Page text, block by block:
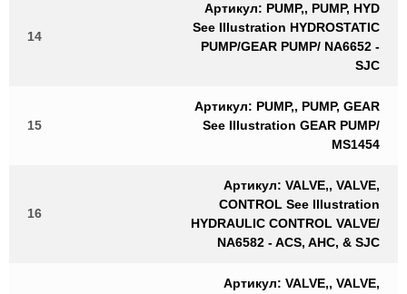
14
Артикул: PUMP,, PUMP, HYD
See Illustration HYDROSTATIC
PUMP/GEAR PUMP/ NA6652 -
SJC
15
Артикул: PUMP,, PUMP, GEAR
See Illustration GEAR PUMP/
MS1454
16
Артикул: VALVE,, VALVE,
CONTROL See Illustration
HYDRAULIC CONTROL VALVE/
NA6582 - ACS, AHC, & SJC
Артикул: VALVE,, VALVE,